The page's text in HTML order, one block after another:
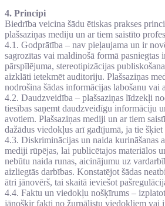
4. Principi
Biedrība veicina šādu ētiskas prakses
plašsaziņas mediju un ar tiem saistīto
4.1. Godprātība – nav pieļaujama un ir
sagrozītas vai maldinošā formā pasniegtas
pārspīlējuma, stereotipizācijas
aizklāti ietekmēt auditoriju. Plašsaziņas
nodrošina šādas informācijas labošanu vai
4.2. Daudzveidība – plašsaziņas līdzekļi
tiesības saņemt daudzveidīgu informāciju
avotiem. Plašsaziņas mediji un ar tiem
dažādus viedokļus arī gadījumā, ja tie
4.3. Diskriminācijas un naida kurināšanas
mediji rūpējas, lai publicētajos materiālos
nebūtu naida runas, aicinājumu uz
aizliegtās darbības. Konstatējot šādas
ātri jānovērš, tai skaitā ieviešot
4.4. Faktu un viedokļu nošķīrums –
jānošķir fakti no žurnālistu viedokļiem vai